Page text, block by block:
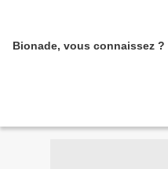
Bionade, vous connaissez ?